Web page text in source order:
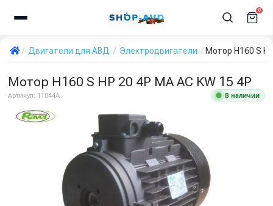
0
Двигатели для АВД Электродвигатели Мотор H160 S
Мотор H160 S HP 20 4P MA AC KW 15 4P
Артикул: 11044A В наличии